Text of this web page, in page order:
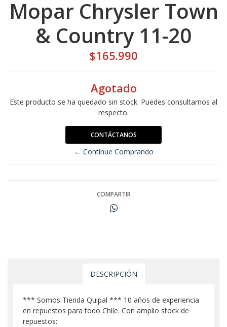
Mopar Chrysler Town
& Country 11-20
$165.990
Agotado
Este producto se ha quedado sin stock. Puedes consultarnos al
respecto.
CONTÁCTANOS
← Continue Comprando
COMPARTIR
DESCRIPCIÓN
*** Somos Tienda Quipal *** 10 años de experiencia
en repuestos para todo Chile. Con amplio stock de
repuestos: